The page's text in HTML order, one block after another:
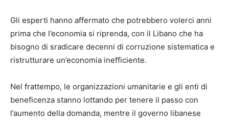
Gli esperti hanno affermato che potrebbero volerci anni
prima che l’economia si riprenda, con il Libano che ha
bisogno di sradicare decenni di corruzione sistematica e
ristrutturare un’economia inefficiente.
Nel frattempo, le organizzazioni umanitarie e gli enti di
beneficenza stanno lottando per tenere il passo con
l’aumento della domanda, mentre il governo libanese